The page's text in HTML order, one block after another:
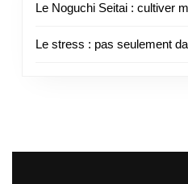
Le Noguchi Seitai : cultiver
Le stress : pas seulement